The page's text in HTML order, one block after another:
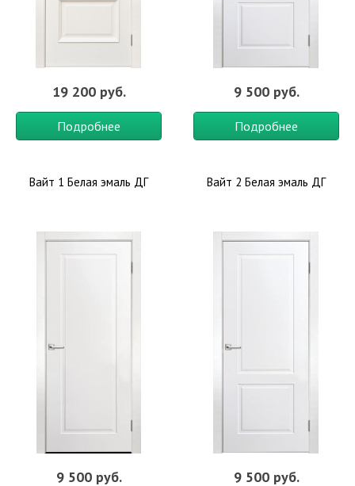
19 200 руб.
Подробнее
9 500 руб.
Подробнее
Вайт 1 Белая эмаль ДГ
9 500 руб.
Вайт 2 Белая эмаль ДГ
9 500 руб.